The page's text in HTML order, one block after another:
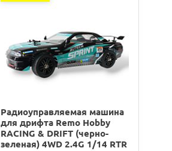
Радиоуправляемая машина
для дрифта Remo Hobby
RACING & DRIFT (черно-
зеленая) 4WD 2.4G 1/14 RTR